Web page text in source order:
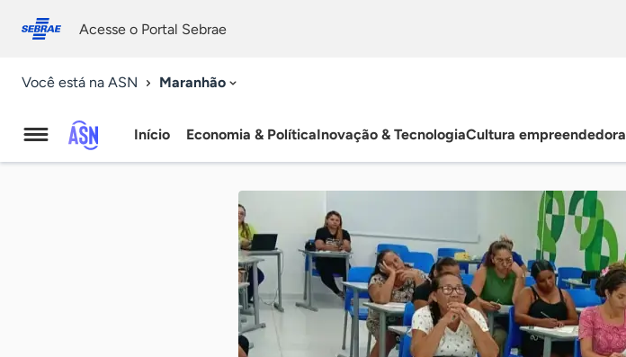
conosco
Acesse o Portal Sebrae
Você está na ASN Maranhão
Agência
Início Economia & PolíticaInovação & TecnologiaCultura empreendedora